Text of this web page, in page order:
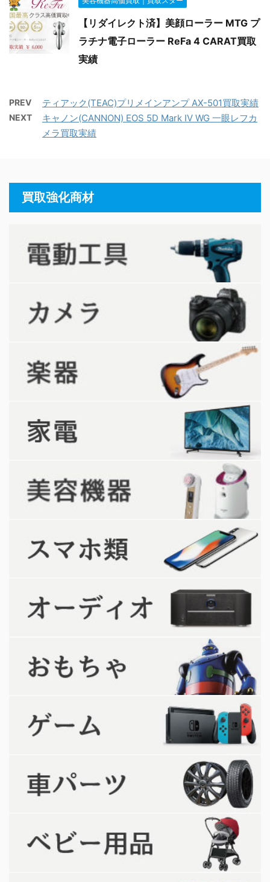
【リダイレクト済】美顔ローラー MTG プ
ラチナ電子ローラー ReFa 4 CARAT買取
実績
PREV ティアック(TEAC)プリメインアンプ AX-501買取実績
NEXT
キャノン(CANNON) EOS 5D Mark IV WG 一眼レフカ
メラ買取実績
買取強化商材